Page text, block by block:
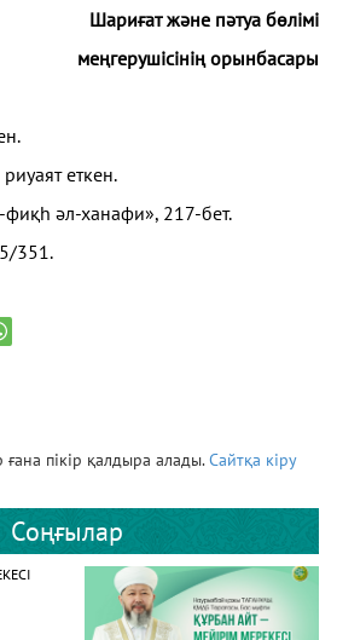
Шариғат және пәтуа бөлімі
меңгерушісінің орынбасары
еткен.
әл-ханафи», 217-бет.
351.
пікір қалдыра алады.Сайтқа кіру
Соңғылар